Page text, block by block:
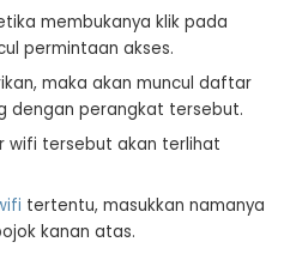
membukanya klik pada
permintaan akses.
maka akan muncul daftar
dengan perangkat tersebut.
wifi tersebut akan terlihat
tertentu, masukkan namanya
kanan atas.